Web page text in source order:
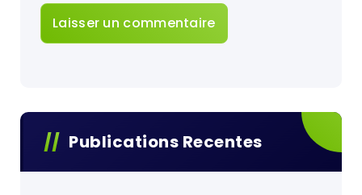
Publications Recentes